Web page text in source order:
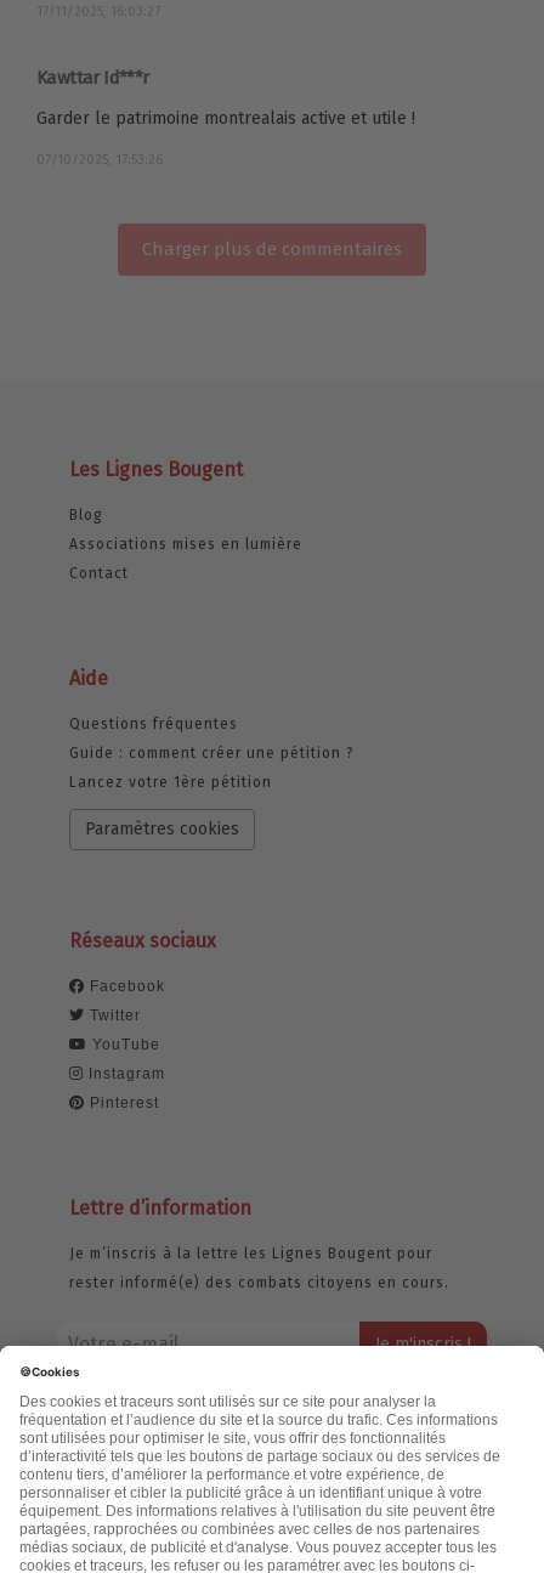
17/11/2025, 16:03:27
Kawttar Id***r
Garder le patrimoine montrealais active et utile !
07/10/2025, 17:53:26
Charger plus de commentaires
Les Lignes Bougent
Blog
Associations mises en lumière
Contact
Aide
Questions fréquentes
Guide : comment créer une pétition ?
Lancez votre 1ère pétition
Paramètres cookies
Réseaux sociaux
Facebook
Twitter
YouTube
Instagram
Pinterest
Lettre d’information
Je m’inscris à la lettre les Lignes Bougent pour
rester informé(e) des combats citoyens en cours.
jamais échangée. Pour consulter notre politique de confidentialité,
cliquez ici.
Accueil
Politique de confidentialité